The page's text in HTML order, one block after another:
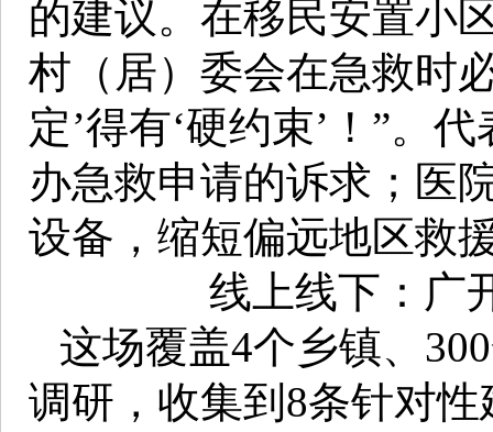
的建议。在移民安置小
村（居）委会在急救时
定’得有‘硬约束’！”。
办急救申请的诉求；医
设备，缩短偏远地区救
线上线下：广
这场覆盖4个乡镇、
调研，收集到8条针对